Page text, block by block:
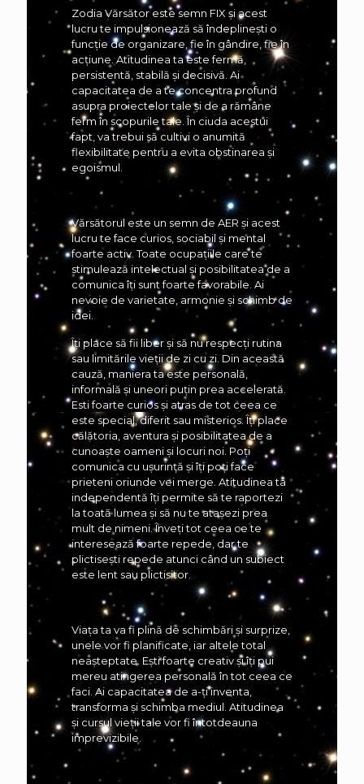
Zodia Vărsător este semn FIX și acest
lucru te impulsionează să îndeplinești o
funcție de organizare, fie în gândire, fie în
acțiune. Atitudinea ta este fermă,
persistentă, stabilă și decisivă. Ai
capacitatea de a te concentra profund
asupra proiectelor tale și de a rămâne
ferm în scopurile tale. În ciuda acestui
fapt, va trebui să cultivi o anumită
flexibilitate pentru a evita obstinarea și
egoismul.
Vărsătorul este un semn de AER și acest
lucru te face curios, sociabil și mental
foarte activ. Toate ocupațiile care te
stimulează intelectual și posibilitatea de a
comunica îți sunt foarte favorabile. Ai
nevoie de varietate, armonie și schimb de
idei.
Îți place să fii liber și să nu respecți rutina
sau limitările vieții de zi cu zi. Din această
cauză, maniera ta este personală,
informală și uneori puțin prea accelerată.
Esti foarte curios și atras de tot ceea ce
este special, diferit sau misterios. Îți place
călătoria, aventura și posibilitatea de a
cunoaște oameni și locuri noi. Poți
comunica cu ușurință și îți poți face
prieteni oriunde vei merge. Atitudinea ta
independentă îți permite să te raportezi
la toată lumea și să nu te atașezi prea
mult de nimeni. Înveți tot ceea ce te
interesează foarte repede, dar te
plictisești repede atunci când un subiect
este lent sau plictisitor.
Viața ta va fi plină de schimbări și surprize,
unele vor fi planificate, iar altele total
neașteptate. Ești foarte creativ și îți pui
mereu atingerea personală în tot ceea ce
faci. Ai capacitatea de a-ți inventa,
transforma și schimba mediul. Atitudinea
și cursul vieții tale vor fi întotdeauna
imprevizibile.